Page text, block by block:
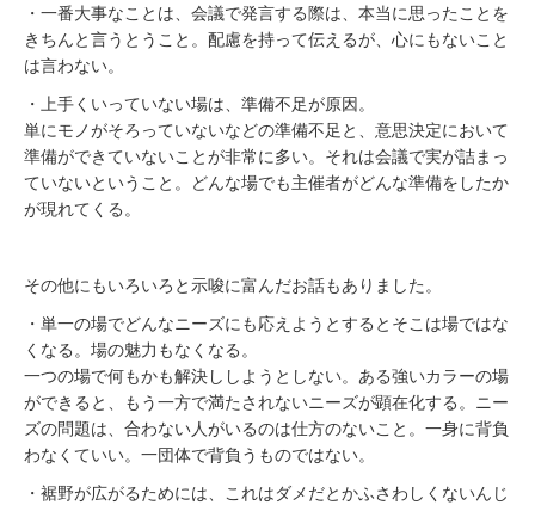
・一番大事なことは、会議で発言する際は、本当に思ったことを
きちんと言うとうこと。配慮を持って伝えるが、心にもないこと
は言わない。
・上手くいっていない場は、準備不足が原因。
単にモノがそろっていないなどの準備不足と、意思決定において
準備ができていないことが非常に多い。それは会議で実が詰まっ
ていないということ。
どんな場でも主催者がどんな準備をしたか
が現れてくる。
その他にもいろいろと示唆に富んだお話もありました。
・単一の場でどんなニーズにも応えようとするとそこは場ではな
くなる。場の魅力もなくなる。
一つの場で何もかも解決ししようとしない。ある強いカラーの場
ができると、もう一方で満たされないニーズが顕在化する。ニー
ズの問題は、合わない人がいるのは仕方のないこと。一身に背負
わなくていい。一団体で背負うものではない。
・裾野が広がるためには、これはダメだとかふさわしくないんじ